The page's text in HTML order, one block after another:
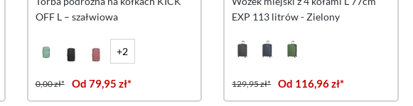
OFF L – szałwiowa
+2
0,00 zł* Od 79,95 zł*
EXP 113 litrów - Zielony
129,95 zł* Od 116,96 zł*